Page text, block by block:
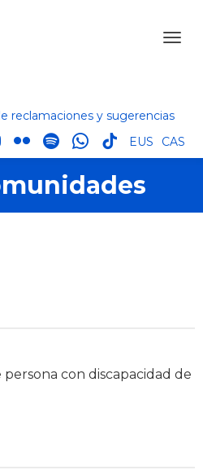
reclamaciones y sugerencias
flickr spotifywhatsapp
tik
tok
EUS CAS
con discapacidad de